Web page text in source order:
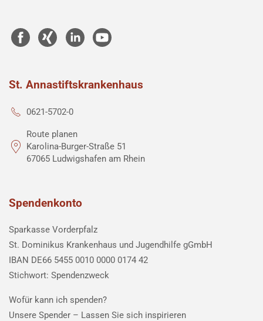
St. Annastiftskrankenhaus
0621-5702-0
Route planen
Karolina-Burger-Straße 51
67065 Ludwigshafen am Rhein
Spendenkonto
Sparkasse Vorderpfalz
St. Dominikus Krankenhaus und Jugendhilfe gGmbH
IBAN DE66 5455 0010 0000 0174 42
Stichwort: Spendenzweck
Wofür kann ich spenden?
Unsere Spender – Lassen Sie sich inspirieren